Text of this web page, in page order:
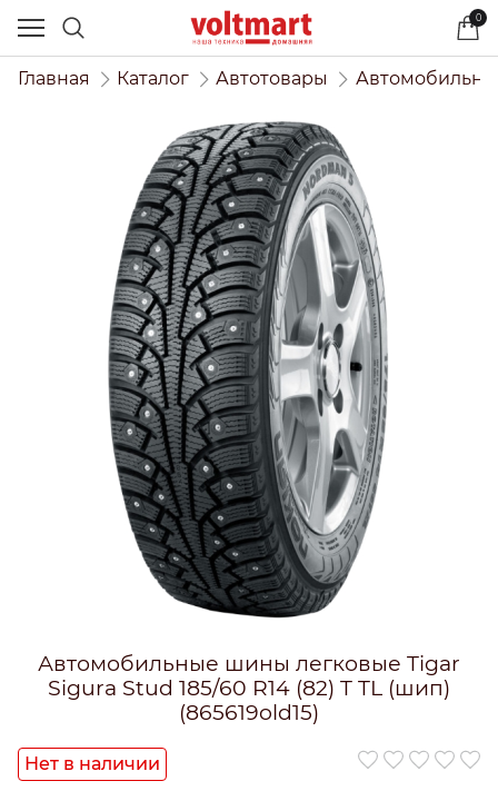
0
Главная Каталог Автотовары
Автомобильные шины легковые Tigar
Sigura Stud 185/60 R14 (82) T TL (шип)
(865619old15)
Нет в наличии